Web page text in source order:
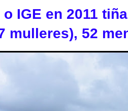
IGE en 2011
mulleres), 52